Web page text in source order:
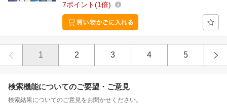
7ポイント 1倍
1 2 3 4 5
検索機能についてのご要望・ご意見
検索結果についてのご意見をお聞かせください。